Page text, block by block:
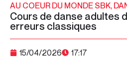
AU COEUR DU MONDE SBK,
Cours de danse adultes
erreurs classiques
15/04/2026 17:17